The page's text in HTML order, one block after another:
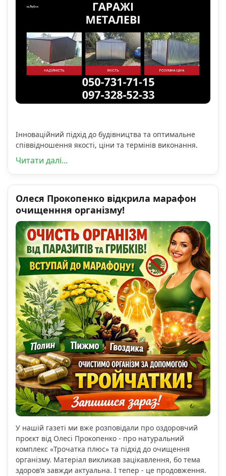
Інноваційний підхід до будівництва та оптимальне
співвідношення якості, ціни та термінів виконання.
Читати далі...
Олеся Прокопенко відкрила марафон
очищенння організму!
У нашій газеті ми вже розповідали про оздоровчий
проєкт від Олесі Прокопенко - про натуральний
комплекс «Трочатка плюс» та підхід до очищення
організму. Матеріал викликав зацікавлення, бо тема
здоров’я завжди актуальна. І тепер - це продовження.